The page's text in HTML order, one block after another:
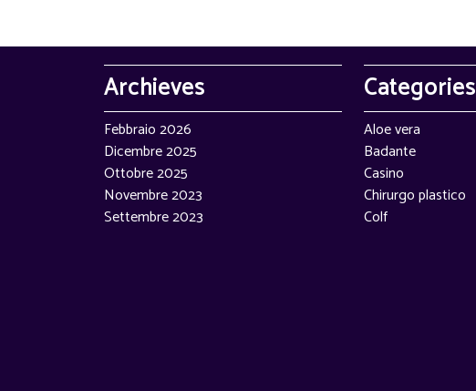
Archieves
Febbraio 2026
Dicembre 2025
Ottobre 2025
Novembre 2023
Settembre 2023
Categories
Aloe vera
Badante
Casino
Chirurgo plastico
Colf